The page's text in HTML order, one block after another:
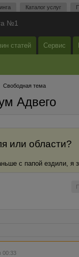
Каталог услуг
№1
статей Сервис
Свободная тема
Адвего
или области?
с папой ездили,
00:33